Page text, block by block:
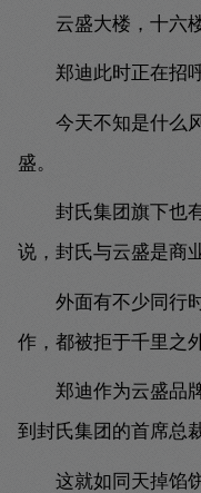
云盛大楼，十六
郑迪此时正在招
今天不知是什么
盛。
封氏集团旗下也
说，封氏与云盛是商
外面有不少同行
作，都被拒于千里之外
郑迪作为云盛品
到封氏集团的首席总
这就如同天掉馅